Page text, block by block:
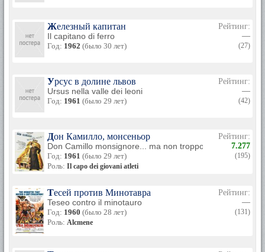
Железный капитан
Il capitano di ferro
Год: 1962 (было 30 лет)
Рейтинг:
—
(27)
Урсус в долине львов
Ursus nella valle dei leoni
Год: 1961 (было 29 лет)
Рейтинг:
—
(42)
Дон Камилло, монсеньор
Don Camillo monsignore... ma non troppo
Год: 1961 (было 29 лет)
Роль: Il capo dei giovani atleti
Рейтинг:
7.277
(195)
Тесей против Минотавра
Teseo contro il minotauro
Год: 1960 (было 28 лет)
Роль: Alcmene
Рейтинг:
—
(131)